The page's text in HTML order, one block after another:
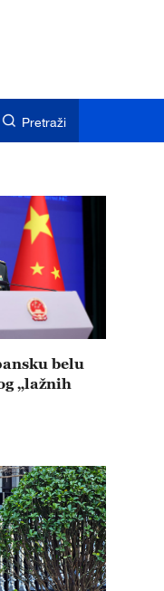
Pretraži
belu
„lažnih